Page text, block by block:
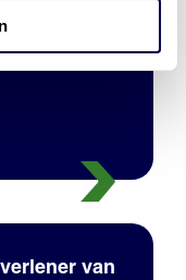
van HBE
van